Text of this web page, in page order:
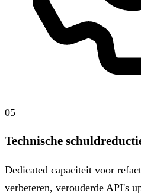
05
Technische
Dedicated capaciteit voor
verbeteren, verouderde API's